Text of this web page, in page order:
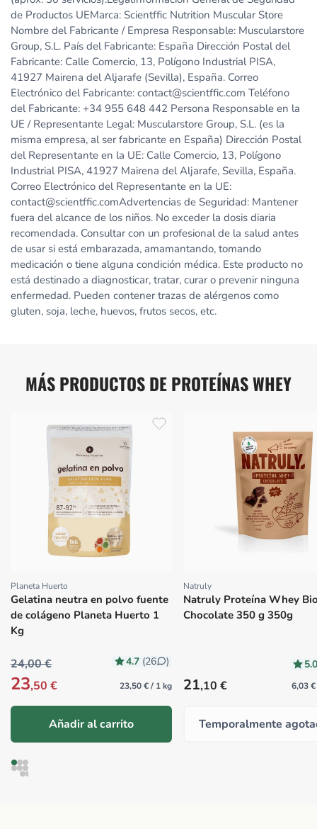
de Productos UEMarca: Scientffic Nutrition Muscular Store
Nombre del Fabricante / Empresa Responsable: Muscularstore
Group, S.L. País del Fabricante: España Dirección Postal del
Fabricante: Calle Comercio, 13, Polígono Industrial PISA,
41927 Mairena del Aljarafe (Sevilla), España. Correo
Electrónico del Fabricante: contact@scientffic.com Teléfono
del Fabricante: +34 955 648 442 Persona Responsable en la
UE / Representante Legal: Muscularstore Group, S.L. (es la
misma empresa, al ser fabricante en España) Dirección Postal
del Representante en la UE: Calle Comercio, 13, Polígono
Industrial PISA, 41927 Mairena del Aljarafe, Sevilla, España.
Correo Electrónico del Representante en la UE:
contact@scientffic.comAdvertencias de Seguridad: Mantener
fuera del alcance de los niños. No exceder la dosis diaria
recomendada. Consultar con un profesional de la salud antes
de usar si está embarazada, amamantando, tomando
medicación o tiene alguna condición médica. Este producto no
está destinado a diagnosticar, tratar, curar o prevenir ninguna
enfermedad. Pueden contener trazas de alérgenos como
gluten, soja, leche, huevos, frutos secos, etc.
MÁS PRODUCTOS DE PROTEÍNAS WHEY
Proveedor:
Planeta Huerto
Gelatina neutra en polvo fuente
de colágeno Planeta Huerto 1
Kg
4.7 (26 )
24,00 €
23,50 € 23,50 € / 1 kg
Añadir al carrito
Proveedor:
Natruly
Natruly Proteína Whey
Chocolate 350 g 350g
Precio habitual
21,10 € 6,03
Temporalmente